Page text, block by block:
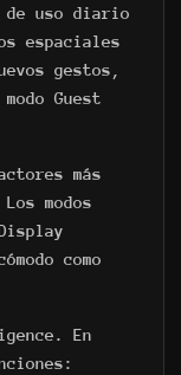
de uso diario
espaciales
gestos,
Guest
más
modos
como
En